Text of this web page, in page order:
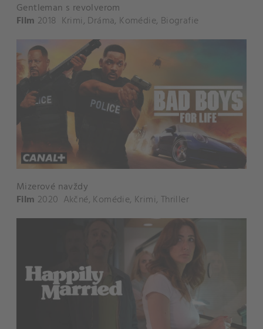
Gentleman s revolverom
Film 2018 Krimi, Dráma, Komédie, Biografie
Mizerové navždy
Film 2020 Akčné, Komédie, Krimi, Thriller